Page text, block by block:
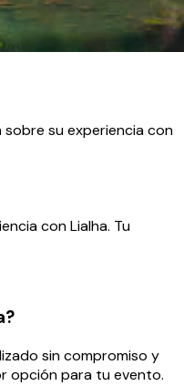
su experiencia con
conLialha. Tu
sin compromiso y
opción para tu evento.